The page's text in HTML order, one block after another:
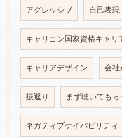
アグレッシブ 自己表現
キャリコン国家資格キャリ
キャリアデザイン 会社
振返り まず聴いてもら
ネガティブケイパビリティ